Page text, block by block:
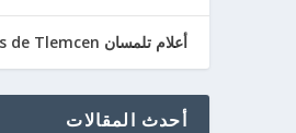
أعلام تلمسان Célèbrités de Tlemcen
أحدث المقالات